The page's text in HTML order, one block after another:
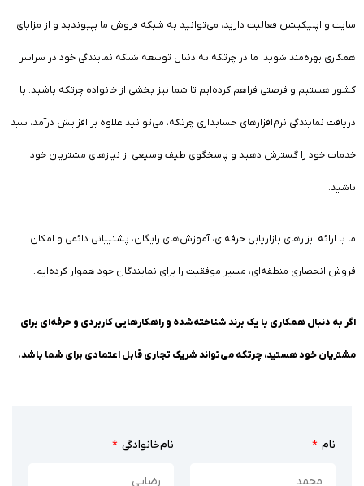
سایت و اپلیکیشن فعالیت دارید، می‌توانید به شبکه فروش ما بپیوندید و از مزایای
همکاری بهره‌مند شوید. ما در چرتکه به دنبال توسعه شبکه نمایندگی خود در سراسر
کشور هستیم و فرصتی فراهم کرده‌ایم تا شما نیز بخشی از خانواده چرتکه باشید. با
دریافت نمایندگی نرم‌افزارهای حسابداری چرتکه، می‌توانید علاوه بر افزایش درآمد، سبد
خدمات خود را گسترش دهید و پاسخگوی طیف وسیعی از نیازهای مشتریان خود
باشید.
ما با ارائه ابزارهای بازاریابی حرفه‌ای، آموزش‌های رایگان، پشتیبانی دائمی و امکان
فروش انحصاری منطقه‌ای، مسیر موفقیت را برای نمایندگان خود هموار کرده‌ایم.
اگر به دنبال همکاری با یک برند شناخته‌شده و راهکارهایی کاربردی و حرفه‌ای برای
مشتریان خود هستید، چرتکه می‌تواند شریک تجاری قابل اعتمادی برای شما باشد.
نام نام‌خانوادگی